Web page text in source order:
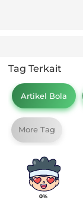
Tag Terkait
Artikel Bola
More Tag
0%